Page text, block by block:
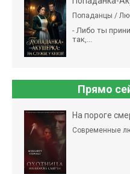
Попаданцы /
- Либо ты
так,...
Прямо
На пороге
Современные